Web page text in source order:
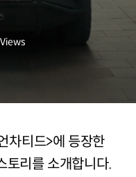
Views
차티드>에 등장한
토리를 소개합니다.